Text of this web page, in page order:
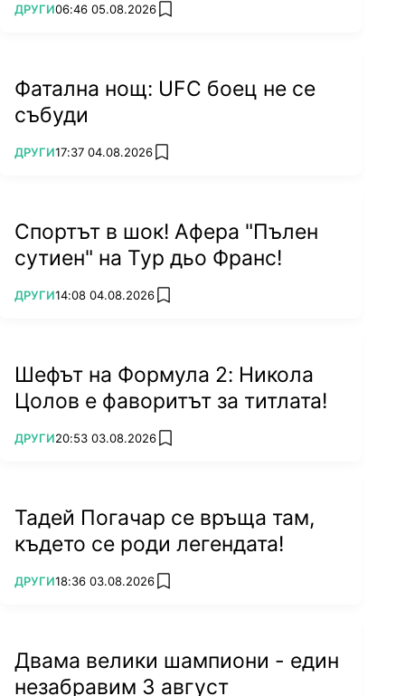
ПОВЕЧЕ ОТ
ДРУГИ06:46 05.08.2026 add favorites
Фатална нощ: UFC боец не се
събуди
ПОВЕЧЕ ОТ
ДРУГИ17:37 04.08.2026 add favorites
Спортът в шок! Афера "Пълен
сутиен" на Тур дьо Франс!
ПОВЕЧЕ ОТ
ДРУГИ14:08 04.08.2026 add favorites
Шефът на Формула 2: Никола
Цолов е фаворитът за титлата!
ПОВЕЧЕ ОТ
ДРУГИ20:53 03.08.2026 add favorites
Тадей Погачар се връща там,
където се роди легендата!
ПОВЕЧЕ ОТ
ДРУГИ18:36 03.08.2026 add favorites
Двама велики шампиони - един
незабравим 3 август